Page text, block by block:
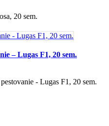
20 sem.
– Lugas F1, 20 sem.
- Lugas F1, 20 sem.